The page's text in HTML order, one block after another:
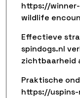
https://
wildlife
Effectieve
spindogs.nl
zichtbaarheid
Praktische
https://